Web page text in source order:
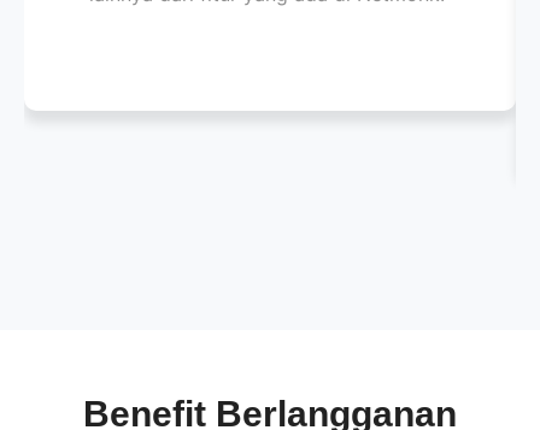
Benefit Berlangganan